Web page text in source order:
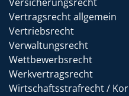
Vertragsrecht allgemein
Vertriebsrecht
Verwaltungsrecht
Wettbewerbsrecht
Werkvertragsrecht
Wirtschaftsstrafrecht /